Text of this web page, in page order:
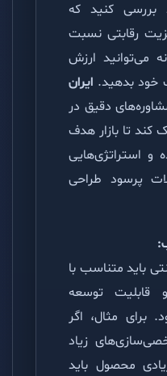
بررسی کنید که
رقابتی نسبت
می‌توانید ارزش
خود بدهید. ایران
دقیق در
کند تا بازار هدف
و استراتژی‌هایی
پرسود طراحی
باید متناسب با
قابلیت توسعه
برای مثال، اگر
زیاد
محصول باید